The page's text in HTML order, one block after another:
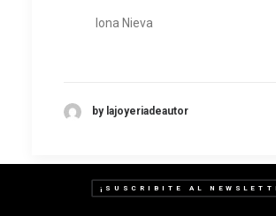
Iona Nieva
by lajoyeriadeautor
¡SUSCRIBITE AL